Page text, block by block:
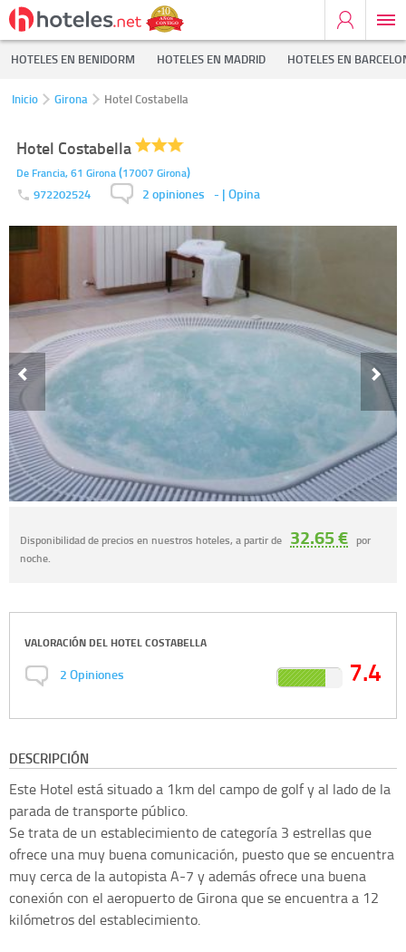
HOTELES EN BENIDORM HOTELES EN MADRID HOTELES EN
Inicio Girona Hotel Costabella
Hotel Costabella
De Francia, 61 Girona(17007 Girona)
972202524 2 opiniones - | Opina
Disponibilidad de precios en nuestros hoteles, a partir de 32.65 € por
noche.
VALORACIÓN DEL HOTEL COSTABELLA
2Opiniones 7.4
DESCRIPCIÓN
Este Hotel está situado a 1km del campo de golf y al lado de la
parada de transporte público.
Se trata de un establecimiento de categoría 3 estrellas que
ofrece una muy buena comunicación, puesto que se encuentra
muy cerca de la autopista A-7 y además ofrece una buena
conexión con el aeropuerto de Girona que se encuentra a 12
kilómetros del establecimiento.